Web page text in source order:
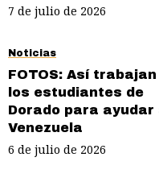
7 de julio de 2026
Noticias
FOTOS: Así trabajan
los estudiantes de
Dorado para ayudar
Venezuela
6 de julio de 2026